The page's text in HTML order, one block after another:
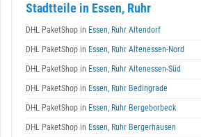
Stadtteile in Essen, Ruhr
DHL PaketShop in Essen, Ruhr Altendorf
DHL PaketShop in Essen, Ruhr Altenessen-Nord
DHL PaketShop in Essen, Ruhr Altenessen-Süd
DHL PaketShop in Essen, Ruhr Bedingrade
DHL PaketShop in Essen, Ruhr Bergeborbeck
DHL PaketShop in Essen, Ruhr Bergerhausen